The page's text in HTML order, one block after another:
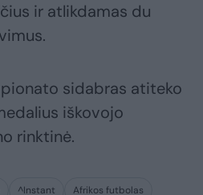
ir atlikdamas du
sidabras atiteko
iškovojo
rinktinė.
^Instant
Afrikos futbolas